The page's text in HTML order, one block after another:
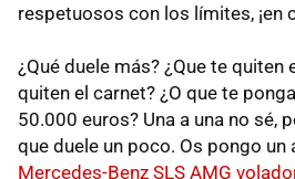
respetuosos con los límites, ¡en
¿Qué duele más? ¿Que te quiten
quiten el carnet? ¿O que te
50.000 euros? Una a una no sé,
que duele un poco. Os pongo un
Mercedes-Benz SLS AMG